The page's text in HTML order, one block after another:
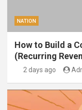
NATION
How to Build a
(Recurring
2 days ago